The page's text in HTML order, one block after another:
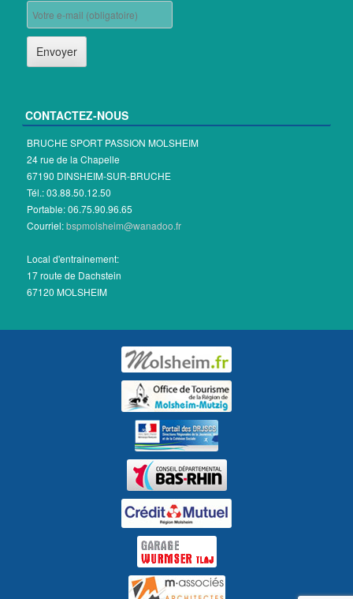
CONTACTEZ-NOUS
BRUCHE SPORT PASSION MOLSHEIM
24 rue de la Chapelle
67190 DINSHEIM-SUR-BRUCHE
Tél.: 03.88.50.12.50
Portable: 06.75.90.96.65
Courriel:bspmolsheim@wanadoo.fr
Local d'entrainement:
17 route de Dachstein
67120 MOLSHEIM